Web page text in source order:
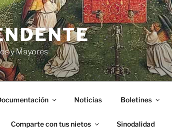
y Mayores
Noticias Boletines
Comparte con tus nietos Sinodalidad